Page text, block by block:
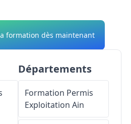
formation dès maintenant
Départements
Formation Permis
Exploitation Ain